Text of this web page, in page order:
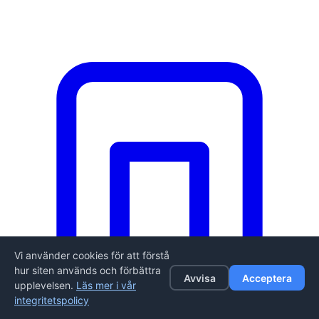
Vi använder cookies för att förstå
hur siten används och förbättra
upplevelsen. Läs mer i vår
integritetspolicy
Avvisa Acceptera